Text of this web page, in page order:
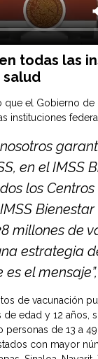
todas las
que el Gobierno de
instituciones
en el IMSS
los
Bienestar
millones de
estrategia
el
de vacunación
edad y 12 años,
de 13 a
con mayor